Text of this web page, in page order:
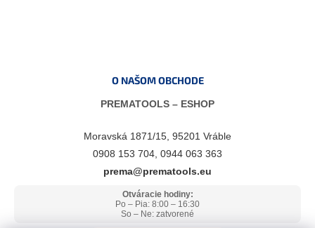
O NAŠOM OBCHODE
PREMATOOLS – ESHOP
Moravská 1871/15, 95201 Vráble
0908 153 704, 0944 063 363
prema@prematools.eu
Otváracie hodiny:
Po – Pia: 8:00 – 16:30
So – Ne: zatvorené